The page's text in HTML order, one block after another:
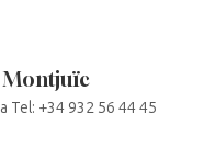
Montjuïc
Tel: +34 932 56 44 45